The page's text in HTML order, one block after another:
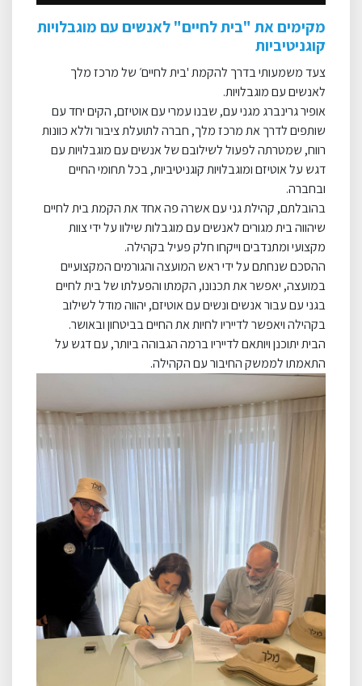
מקימים את "בית לחיים" לאנשים עם מוגבלויות
קוגניטיביות
צעד משמעותי בדרך להקמת 'בית לחיים׳ של מרכז מלך
לאנשים עם מוגבלויות.
אופיר גרינברג מגני עם, שבנו עמרי עם אוטיזם, הקים יחד עם
שותפים לדרך את מרכז מלך, חברה לתועלת ציבור וללא כוונות
רווח, שמטרתה לפעול לשילובם של אנשים עם מוגבלויות עם
דגש על אוטיזם ומוגבלויות קוגניטיביות, בכל תחומי החיים
ובחברה.
בהובלתם, קהילת גני עם אשרה פה אחד את הקמת בית לחיים
שיהווה בית מגורים לאנשים עם מוגבלות שילוו על ידי צוות
מקצועי ומתנדבים וייקחו חלק פעיל בקהילה.
ההסכם שנחתם על ידי ראש המועצה והגורמים המקצועיים
במועצה, יאפשר את תכנונו, הקמתו והפעלתו של בית לחיים
בגני עם עבור אנשים ונשים עם אוטיזם, יהווה מודל לשילוב
בקהילה ויאפשר לדייריו לחיות את החיים בביטחון ובאושר.
הבית יתוכנן ויותאם לדייריו ברמה הגבוהה ביותר, עם דגש על
התאמתו לממשק החיבור עם הקהילה.